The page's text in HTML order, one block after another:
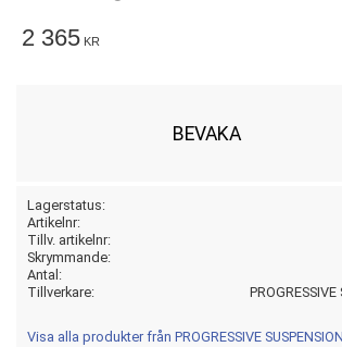
2 365 KR
BEVAKA
Lagerstatus
Artikelnr
Tillv. artikelnr
Skrymmande
Antal
Tillverkare
PROGRESSIVE
Visa alla produkter från PROGRESSIVE SUSPENSION